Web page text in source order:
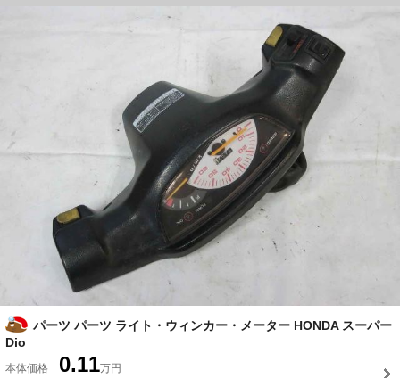
パーツ パーツ ライト・ウィンカー・メーター HONDA スーパー
Dio
本体価格 0.11万円